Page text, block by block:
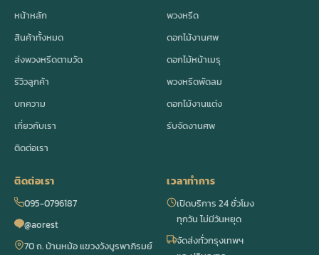
หน้าหลัก
สินค้าทั้งหมด
ส่งพวงหรีดตามวัด
รีวิวลูกค้า
บทความ
เกี่ยวกับเรา
ติดต่อเรา
พวงหรีด
ดอกไม้งานศพ
ดอกไม้หน้าเมรุ
พวงหรีดพัดลม
ดอกไม้งานแต่ง
รับจัดงานศพ
ติดต่อเรา
095-0796187
@aorest
70 ถ. บ้านหม้อ แขวงวังบูรพาภิรมย์
เวลาทำการ
เปิดบริการ 24 ชั่วโมง
ทุกวัน ไม่มีวันหยุด
จัดส่งทั่วกรุงเทพฯ